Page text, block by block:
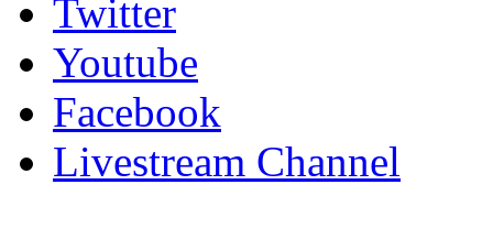
Twitter
Youtube
Facebook
Livestream Channel